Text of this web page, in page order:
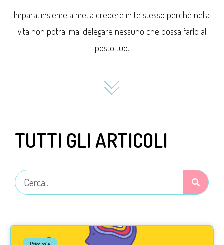
Impara, insieme a me, a credere in te stesso perché nella
vita non potrai mai delegare nessuno che possa farlo al
posto tuo.
TUTTI GLI ARTICOLI